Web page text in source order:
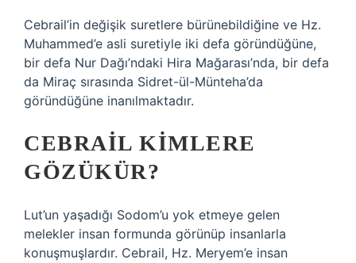
Cebrail’in değişik suretlere bürünebildiğine ve Hz.
Muhammed’e asli suretiyle iki defa göründüğüne,
bir defa Nur Dağı’ndaki Hira Mağarası’nda, bir defa
da Miraç sırasında Sidret-ül-Münteha’da
göründüğüne inanılmaktadır.
CEBRAIL KIMLERE
GÖZÜKÜR?
Lut’un yaşadığı Sodom’u yok etmeye gelen
melekler insan formunda görünüp insanlarla
konuşmuşlardır. Cebrail, Hz. Meryem’e insan